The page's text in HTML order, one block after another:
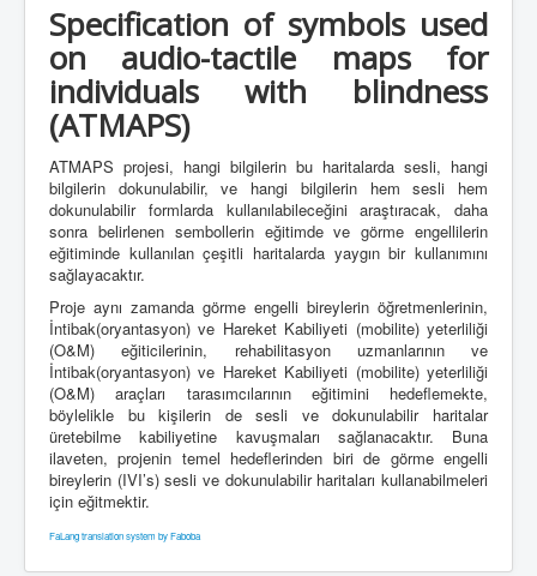
Specification of symbols used
on audio-tactile maps for
individuals with blindness
(ATMAPS)
ATMAPS projesi, hangi bilgilerin bu haritalarda sesli, hangi
bilgilerin dokunulabilir, ve hangi bilgilerin hem sesli hem
dokunulabilir formlarda kullanılabileceğini araştıracak, daha
sonra belirlenen sembollerin eğitimde ve görme engellilerin
eğitiminde kullanılan çeşitli haritalarda yaygın bir kullanımını
sağlayacaktır.
Proje aynı zamanda görme engelli bireylerin öğretmenlerinin,
İntibak(oryantasyon) ve Hareket Kabiliyeti (mobilite) yeterliliği
(O&M) eğiticilerinin, rehabilitasyon uzmanlarının ve
İntibak(oryantasyon) ve Hareket Kabiliyeti (mobilite) yeterliliği
(O&M) araçları tarasımcılarının eğitimini hedeflemekte,
böylelikle bu kişilerin de sesli ve dokunulabilir haritalar
üretebilme kabiliyetine kavuşmaları sağlanacaktır. Buna
ilaveten, projenin temel hedeflerinden biri de görme engelli
bireylerin (IVI’s) sesli ve dokunulabilir haritaları kullanabilmeleri
için eğitmektir.
FaLang translation system by Faboba